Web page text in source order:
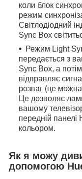
коли блок
режим
Світлодіодний
Sync Box
Режим Light
передається з
Sync Box, а
відправляє
розваг (це
Це дозволяє
вашому
передній
кольором.
Як я можу
допомогою